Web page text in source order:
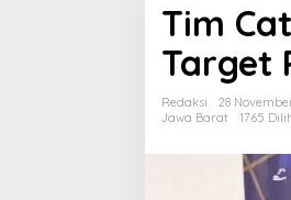
Tim
Target
Redaksi
28
Jawa Barat
1765